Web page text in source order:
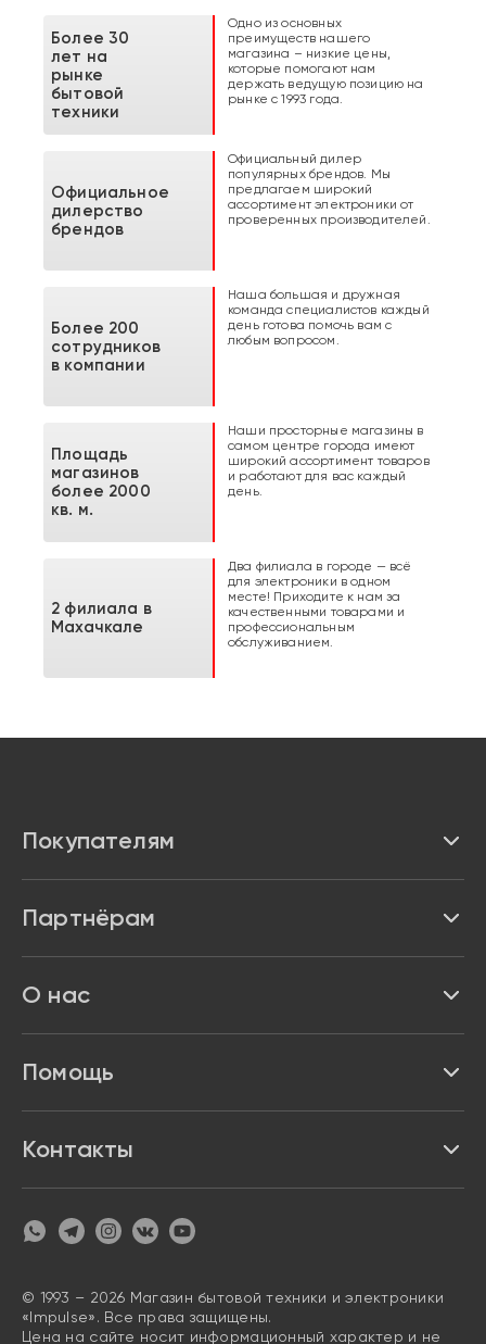
Более 30
лет на
рынке
бытовой
техники
Одно из основных
преимуществ нашего
магазина – низкие цены,
которые помогают нам
держать ведущую позицию на
рынке с 1993 года.
Официальное
дилерство
брендов
Официальный дилер
популярных брендов. Мы
предлагаем широкий
ассортимент электроники от
проверенных производителей.
Более 200
сотрудников
в компании
Наша большая и дружная
команда специалистов каждый
день готова помочь вам с
любым вопросом.
Площадь
магазинов
более 2000
кв. м.
Наши просторные магазины в
самом центре города имеют
широкий ассортимент товаров
и работают для вас каждый
день.
2 филиала в
Махачкале
Два филиала в городе — всё
для электроники в одном
месте! Приходите к нам за
качественными товарами и
профессиональным
обслуживанием.
Покупателям
Доставка и оплата
Акции и скидки
Возврат товара
Политика конфиденциальности
Согласие на обработку персональных данных
Партнёрам
О нас
Помощь
Карта сайта
Контакты
© 1993 – 2026 Магазин бытовой техники и электроники
«Impulse». Все права защищены.
Цена на сайте носит информационный характер и не